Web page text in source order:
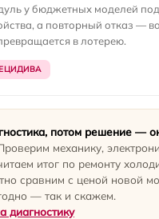
у бюджетных моделей
а повторный отказ —
в лотерею.
потом решение —
механику,
итог по ремонту
сравним с ценой новой
— так и скажем.
диагностику